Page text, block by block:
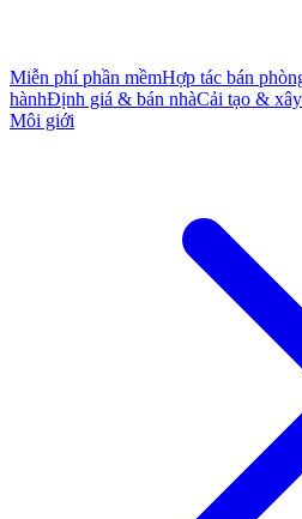
Miễn phí phần mềmHợp tác bán
hànhĐịnh giá & bán nhàCải tạo &
Môi giới